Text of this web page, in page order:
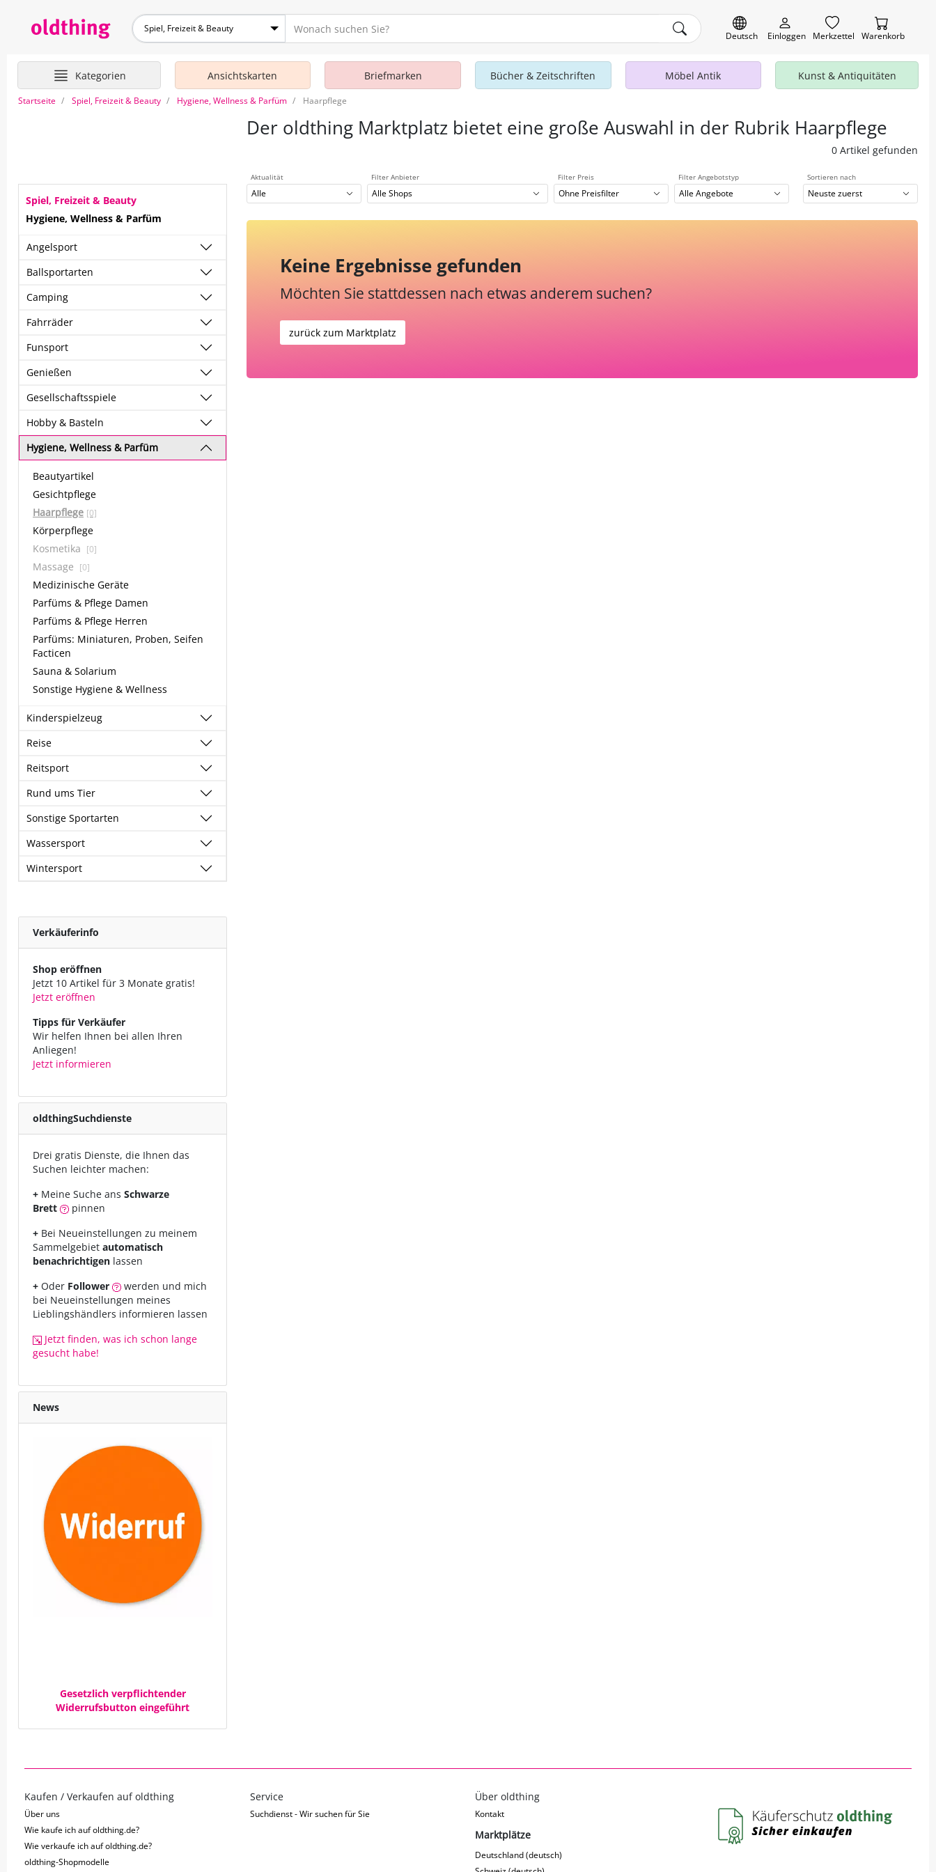
Spiel, Freizeit & Beauty
Deutsch Einloggen Merkzettel Warenkorb
Kategorien Ansichtskarten Briefmarken Bücher & Zeitschriften Möbel Antik Kunst & Antiquitäten
Startseite Spiel, Freizeit & Beauty Hygiene, Wellness & Parfüm Haarpflege
Der oldthing Marktplatz bietet eine große Auswahl in der Rubrik Haarpflege
0 Artikel gefunden
Spiel, Freizeit & Beauty
Hygiene, Wellness & Parfüm
Angelsport
Ballsportarten
Camping
Fahrräder
Funsport
Genießen
Gesellschaftsspiele
Hobby & Basteln
Hygiene, Wellness & Parfüm
Beautyartikel
Gesichtpflege
Haarpflege [0]
Körperpflege
Kosmetika
[0]
Massage [0]
Medizinische Geräte
Parfüms & Pflege Damen
Parfüms & Pflege Herren
Parfüms: Miniaturen, Proben, Seifen
Facticen
Sauna & Solarium
Sonstige Hygiene & Wellness
Kinderspielzeug
Reise
Reitsport
Rund ums Tier
Sonstige Sportarten
Wassersport
Wintersport
Verkäuferinfo
Shop eröffnen
Jetzt 10 Artikel für 3 Monate gratis!
Jetzt eröffnen
Tipps für Verkäufer
Wir helfen Ihnen bei allen Ihren
Anliegen!
Jetzt informieren
oldthingSuchdienste
Drei gratis Dienste, die Ihnen das
Suchen leichter machen:
+ Meine Suche ans Schwarze
Brett
pinnen
+ Bei Neueinstellungen zu meinem
Sammelgebiet automatisch
benachrichtigen lassen
+ Oder Follower
werden und mich
bei Neueinstellungen meines
Lieblingshändlers informieren lassen
Jetzt finden, was ich schon lange
gesucht habe!
News
Gesetzlich verpflichtender
Widerrufsbutton eingeführt
Aktualität
Alle
Filter Anbieter
Alle Shops
Filter Preis
Ohne Preisfilter
Filter Angebotstyp
Alle Angebote
Sortieren nach
Neuste zuerst
Keine Ergebnisse gefunden
Möchten Sie stattdessen nach etwas anderem suchen?
zurück zum Marktplatz
Kaufen / Verkaufen auf oldthing
Über uns
Wie kaufe ich auf oldthing.de?
Wie verkaufe ich auf oldthing.de?
oldthing-Shopmodelle
Service
Suchdienst - Wir suchen für Sie
Über oldthing
Kontakt
Marktplätze
Deutschland (deutsch)